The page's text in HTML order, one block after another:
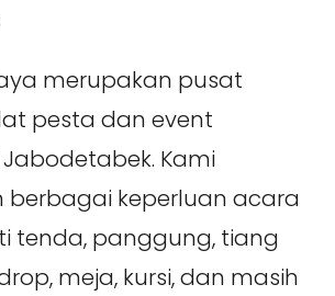
merupakan pusat
pesta dan event
Kami
berbagai keperluan acara
tenda, panggung, tiang
meja, kursi, dan masih